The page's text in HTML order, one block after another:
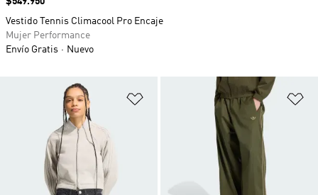
Añadir a la lista de deseos
Vestido Tennis Climacool Pro Encaje
Mujer Performance
Envío Gratis
Nuevo